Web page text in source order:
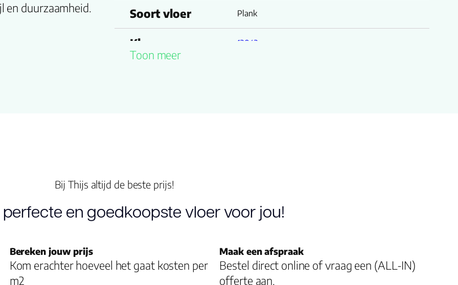
en duurzaamheid.
Soort vloer Plank
Kleurnummer 12042
(cm)
Breedte plank
Inhoud pak (m2) 3.3450
Toon meer
Bij Thijs altijd de beste prijs!
en goedkoopste vloer voor jou!
Bereken jouw prijs
Kom erachter hoeveel het gaat kosten per
m2
Maak een afspraak
Bestel direct online of vraag een (ALL-IN)
offerte aan.